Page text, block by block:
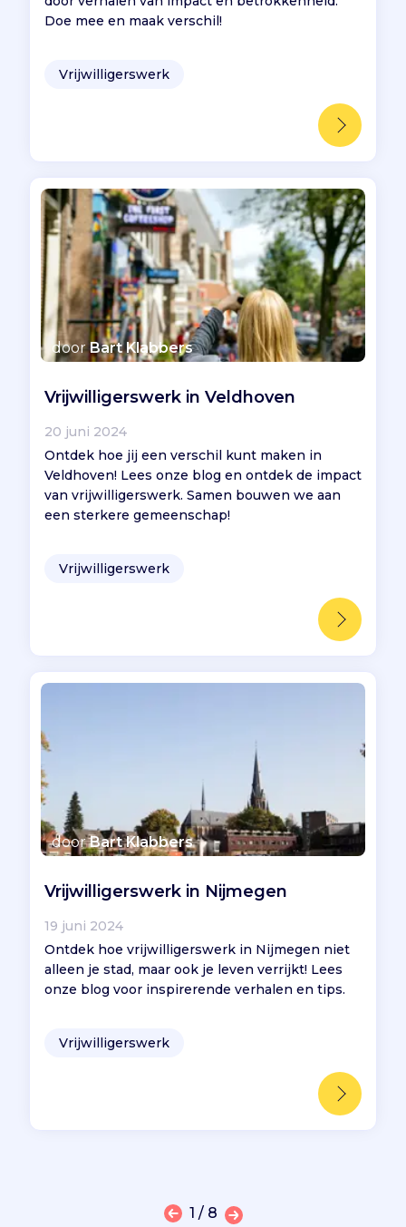
Doe mee en maak verschil!
Vrijwilligerswerk
doorBart Klabbers
Vrijwilligerswerk in Veldhoven
20 juni 2024
Ontdek hoe jij een verschil kunt maken in
Veldhoven! Lees onze blog en ontdek de impact
van vrijwilligerswerk. Samen bouwen we aan
een sterkere gemeenschap!
Vrijwilligerswerk
doorBart Klabbers
Vrijwilligerswerk in Nijmegen
19 juni 2024
Ontdek hoe vrijwilligerswerk in Nijmegen niet
alleen je stad, maar ook je leven verrijkt! Lees
onze blog voor inspirerende verhalen en tips.
Vrijwilligerswerk
1 / 8